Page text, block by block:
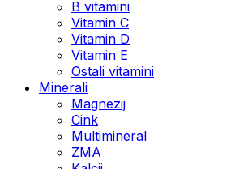
B vitamini
Vitamin C
Vitamin D
Vitamin E
Ostali vitamini
Minerali
Magnezij
Cink
Multimineral
ZMA